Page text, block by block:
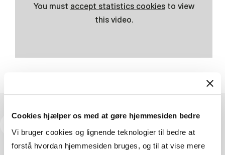
Cookies hjælper os med at gøre hjemmesiden bedre
Vi bruger cookies og lignende teknologier til bedre at
forstå hvordan hjemmesiden bruges, og til at vise mere
You must accept statistics cookiesto view
this video.